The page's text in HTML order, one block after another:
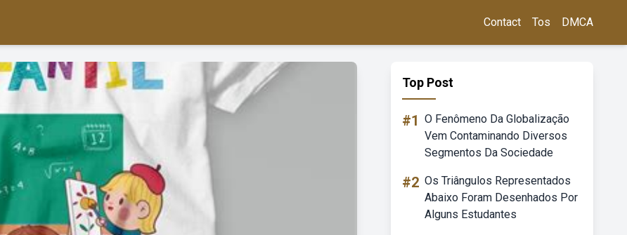
Contact Tos DMCA
Top Post
#1 O Fenômeno Da Globalização
Vem Contaminando Diversos
Segmentos Da Sociedade
#2 Os Triângulos Representados
Abaixo Foram Desenhados Por
Alguns Estudantes